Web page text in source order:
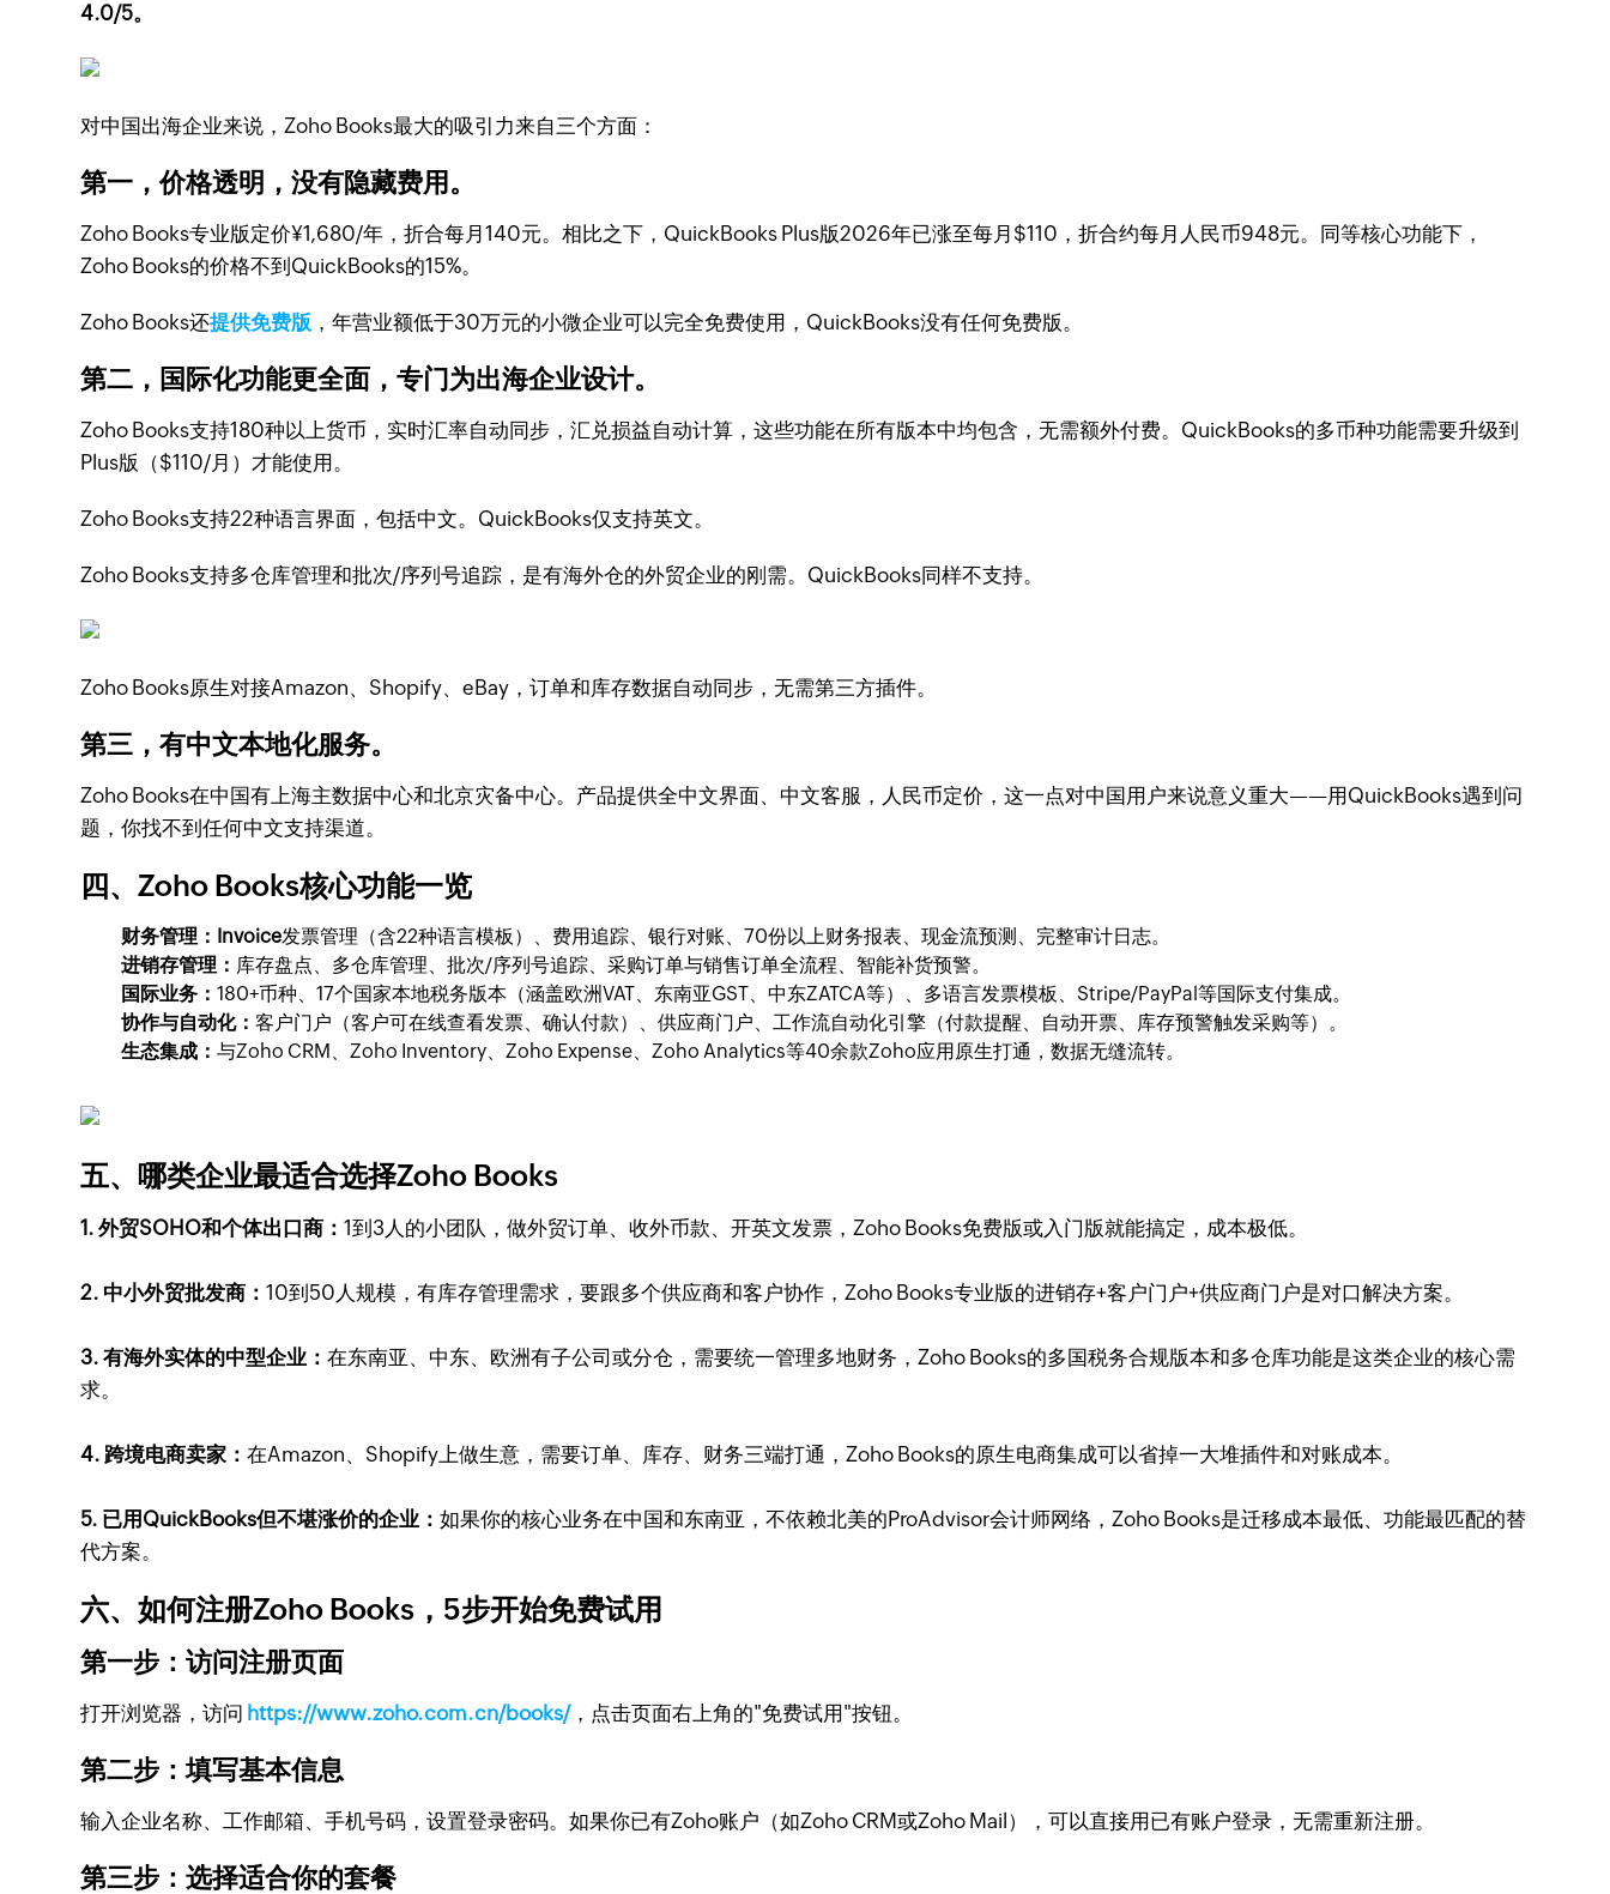
4.0/5。
对中国出海企业来说，Zoho Books最大的吸引力来自三个方面：
第一，价格透明，没有隐藏费用。
Zoho Books专业版定价¥1,680/年，折合每月140元。相比之下，QuickBooks Plus版2026年已涨至每月$110，折合约每月人民币948元。同等核心功能下，
Zoho Books的价格不到QuickBooks的15%。
Zoho Books还提供免费版 ，年营业额低于30万元的小微企业可以完全免费使用，QuickBooks没有任何免费版。
第二，国际化功能更全面，专门为出海企业设计。
Zoho Books支持180种以上货币，实时汇率自动同步，汇兑损益自动计算，这些功能在所有版本中均包含，无需额外付费。QuickBooks的多币种功能需要升级到
Plus版（$110/月）才能使用。
Zoho Books支持22种语言界面，包括中文。QuickBooks仅支持英文。
Zoho Books支持多仓库管理和批次/序列号追踪，是有海外仓的外贸企业的刚需。QuickBooks同样不支持。
Zoho Books原生对接Amazon、Shopify、eBay，订单和库存数据自动同步，无需第三方插件。
第三，有中文本地化服务。
Zoho Books在中国有上海主数据中心和北京灾备中心。产品提供全中文界面、中文客服，人民币定价，这一点对中国用户来说意义重大——用QuickBooks遇到问
题，你找不到任何中文支持渠道。
四、Zoho Books核心功能一览
财务管理：Invoice发票管理（含22种语言模板）、费用追踪、银行对账、70份以上财务报表、现金流预测、完整审计日志。
进销存管理： 库存盘点、多仓库管理、批次/序列号追踪、采购订单与销售订单全流程、智能补货预警。
国际业务：180+币种、17个国家本地税务版本（涵盖欧洲VAT、东南亚GST、中东ZATCA等）、多语言发票模板、Stripe/PayPal等国际支付集成。
协作与自动化：客户门户（客户可在线查看发票、确认付款）、供应商门户、工作流自动化引擎（付款提醒、自动开票、库存预警触发采购等）。
生态集成：与Zoho CRM、Zoho Inventory、Zoho Expense、Zoho Analytics等40余款Zoho应用原生打通，数据无缝流转。
五、哪类企业最适合选择Zoho Books
1. 外贸SOHO和个体出口商：1到3人的小团队，做外贸订单、收外币款、开英文发票，Zoho Books免费版或入门版就能搞定，成本极低。
2. 中小外贸批发商：10到50人规模，有库存管理需求，要跟多个供应商和客户协作，Zoho Books专业版的进销存+客户门户+供应商门户是对口解决方案。
3. 有海外实体的中型企业：在东南亚、中东、欧洲有子公司或分仓，需要统一管理多地财务，Zoho Books的多国税务合规版本和多仓库功能是这类企业的核心需
求。
4. 跨境电商卖家：在Amazon、Shopify上做生意，需要订单、库存、财务三端打通，Zoho Books的原生电商集成可以省掉一大堆插件和对账成本。
5. 已用QuickBooks但不堪涨价的企业：如果你的核心业务在中国和东南亚，不依赖北美的ProAdvisor会计师网络，Zoho Books是迁移成本最低、功能最匹配的替
代方案。
六、如何注册Zoho Books，5步开始免费试用
第一步：访问注册页面
打开浏览器，访问 https://www.zoho.com.cn/books/，点击页面右上角的"免费试用"按钮。
第二步：填写基本信息
输入企业名称、工作邮箱、手机号码，设置登录密码。如果你已有Zoho账户（如Zoho CRM或Zoho Mail），可以直接用已有账户登录，无需重新注册。
第三步：选择适合你的套餐